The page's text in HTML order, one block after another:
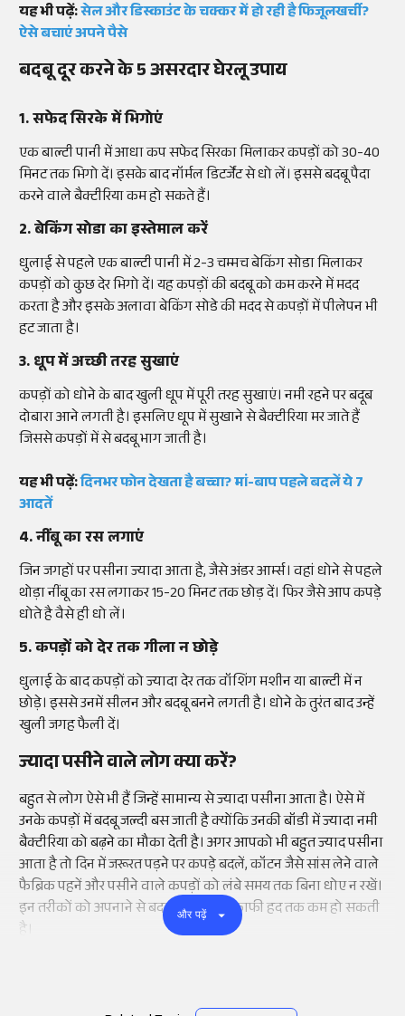
यह भी पढ़ें:सेल और डिस्काउंट के चक्कर में हो रही है फिजूलखर्ची?
ऐसे बचाएं अपने पैसे
बदबू दूर करने के 5 असरदार घेरलू उपाय
1. सफेद सिरके में भिगोएं
एक बाल्टी पानी में आधा कप सफेद सिरका मिलाकर कपड़ों को 30-40
मिनट तक भिगो दें। इसके बाद नॉर्मल डिटर्जेंट से धो लें। इससे बदबू पैदा
करने वाले बैक्टीरिया कम हो सकते हैं।
2. बेकिंग सोडा का इस्तेमाल करें
धुलाई से पहले एक बाल्टी पानी में 2-3 चम्मच बेकिंग सोडा मिलाकर
कपड़ों को कुछ देर भिगो दें। यह कपड़ों की बदबू को कम करने में मदद
करता है और इसके अलावा बेकिंग सोडे की मदद से कपड़ों में पीलेपन भी
हट जाता है।
3. धूप में अच्छी तरह सुखाएं
कपड़ों को धोने के बाद खुली धूप में पूरी तरह सुखाएं। नमी रहने पर बदूब
दोबारा आने लगती है। इसलिए धूप में सुखाने से बैक्टीरिया मर जाते हैं
जिससे कपड़ों में से बदबू भाग जाती है।
यह भी पढ़ें:दिनभर फोन देखता है बच्चा? मां-बाप पहले बदलें ये 7
आदतें
4. नींबू का रस लगाएं
जिन जगहों पर पसीना ज्यादा आता है, जैसे अंडर आर्म्स। वहां धोने से पहले
थोड़ा नींबू का रस लगाकर 15-20 मिनट तक छोड़ दें। फिर जैसे आप कपड़े
धोते है वैसे ही धो लें।
5. कपड़ों को देर तक गीला न छोड़े
धुलाई के बाद कपड़ों को ज्यादा देर तक वॉशिंग मशीन या बाल्टी में न
छोड़े। इससे उनमें सीलन और बदबू बनने लगती है। धोने के तुरंत बाद उन्हें
खुली जगह फैली दें।
ज्यादा पसीने वाले लोग क्या करें?
बहुत से लोग ऐसे भी हैं जिन्हें सामान्य से ज्यादा पसीना आता है। ऐसे में
उनके कपड़ों में बदबू जल्दी बस जाती है क्योंकि उनकी बॉडी में ज्यादा नमी
बैक्टीरिया को बढ़ने का मौका देती है। अगर आपको भी बहुत ज्याद पसीना
आता है तो दिन में जरूरत पड़ने पर कपड़े बदलें, कॉटन जैसे सांस लेने वाले
फैब्रिक पहनें और पसीने वाले कपड़ों को लंबे समय तक बिना धोए न रखें।
इन तरीकों को अपनाने से बदबू की समस्या काफी हद तक कम हो सकती
है।
और पढ़ें